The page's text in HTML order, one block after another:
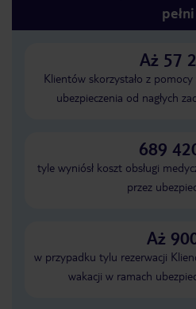
pełni
Aż 57
Klientów skorzystało z
ubezpieczenia od nagłych
689
tyle wyniósł koszt obsługi
przez
Aż
w przypadku tylu rezerwacji
wakacji w ramach